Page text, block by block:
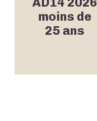
moins de
25 ans